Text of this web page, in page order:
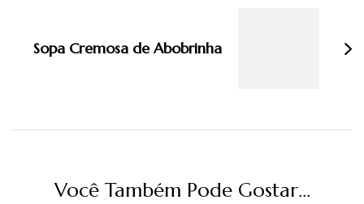
Sopa Cremosa de Abobrinha
Você Também Pode Gostar...